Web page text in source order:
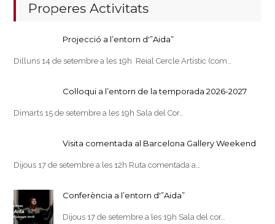
Properes Activitats
Projecció a l’entorn d'”Aida”
Dilluns 14 de setembre a les 19h Reial Cercle Artístic (com…
Col·loqui a l’entorn de la temporada 2026-2027
Dimarts 15 de setembre a les 19h Sala del Cor…
Visita comentada al Barcelona Gallery Weekend
Dijous 17 de setembre a les 12h Ruta comentada a…
Conferència a l’entorn d'”Aida”
Dijous 17 de setembre a les 19h Sala del cor…